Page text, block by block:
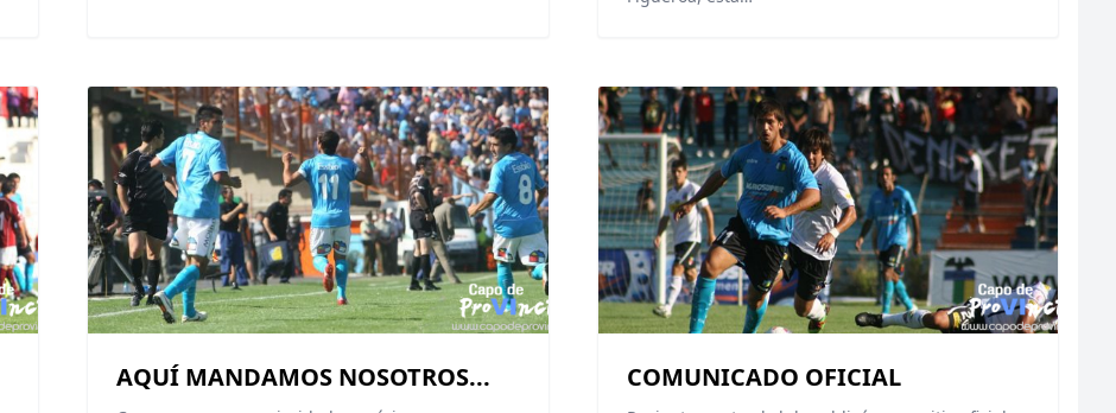
AQUÍ MANDAMOS NOSOTROS... COMUNICADO OFICIAL